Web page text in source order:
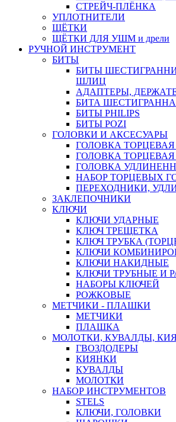
СТРЕЙЧ-ПЛЁНКА
УПЛОТНИТЕЛИ
ЩЁТКИ
ЩЁТКИ ДЛЯ УШМ и дрели
РУЧНОЙ ИНСТРУМЕНТ
БИТЫ
БИТЫ
ШЛИЦ
АДАПТЕРЫ,
БИТА
БИТЫ PHILIPS
БИТЫ POZI
ГОЛОВКИ И АКСЕСУАРЫ
ГОЛОВКА ТОРЦЕВАЯ
ГОЛОВКА ТОРЦЕВАЯ
ГОЛОВКА
НАБОР ТОРЦЕВЫХ
ПЕРЕХОДНИКИ,
ЗАКЛЕПОЧНИКИ
КЛЮЧИ
КЛЮЧИ УДАРНЫЕ
КЛЮЧ ТРЕЩЕТКА
КЛЮЧ ТРУБКА
КЛЮЧИ
КЛЮЧИ НАКИДНЫЕ
КЛЮЧИ ТРУБНЫЕ И
НАБОРЫ КЛЮЧЕЙ
РОЖКОВЫЕ
МЕТЧИКИ - ПЛАШКИ
МЕТЧИКИ
ПЛАШКА
МОЛОТКИ, КУВАЛДЫ,
ГВОЗДОДЕРЫ
КИЯНКИ
КУВАЛДЫ
МОЛОТКИ
НАБОР ИНСТРУМЕНТОВ
STELS
КЛЮЧИ, ГОЛОВКИ